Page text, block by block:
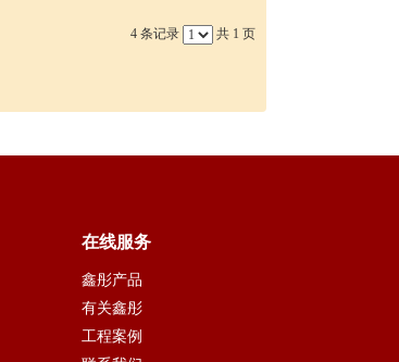
4 条记录 共 1 页
在线服务
鑫彤产品
有关鑫彤
工程案例